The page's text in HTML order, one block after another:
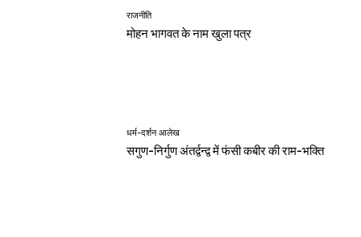
राजनीति
मोहन भागवत के नाम खुला पत्र
धर्म-दर्शन आलेख
सगुण-निर्गुण अंतर्द्वन्द्व में फंसी कबीर की राम-भक्ति